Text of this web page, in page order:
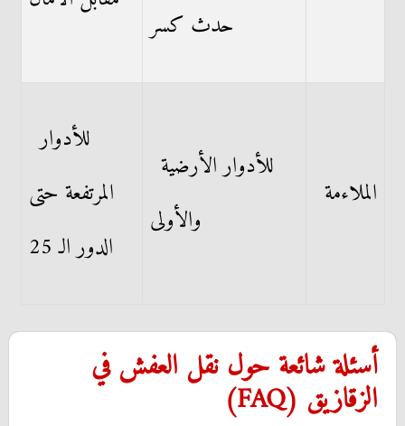
حدث كسر
الملاءمة
للأدوار الأرضية
والأولى
للأدوار
المرتفعة حتى
الدور الـ 25
أسئلة شائعة حول نقل العفش في
الزقازيق (FAQ)